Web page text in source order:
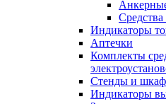
Индикаторы
Аптечки
Комплекты
Стенды и
Индикаторы